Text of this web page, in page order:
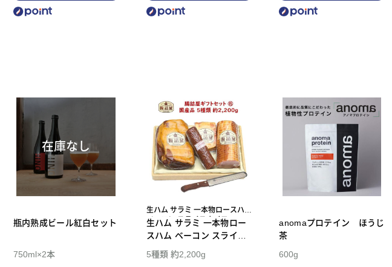
在庫なし
瓶内熟成ビール紅白セット
750ml×2本
生ハム サラミ 一本物ロースハム
ベーコン スライスナイフ
生ハム サラミ 一本物ロー
スハム ベーコン スライス
ナイフ 腸詰屋 ギフトセッ
ト 15
5種類 約2,200g
anomaプロテイン ほうじ
茶
600g